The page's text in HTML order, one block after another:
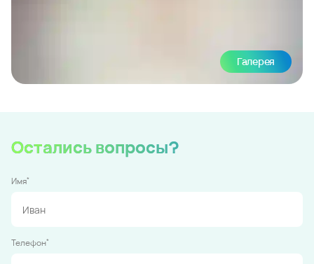
Галерея
Остались вопросы?
Имя*
Телефон*